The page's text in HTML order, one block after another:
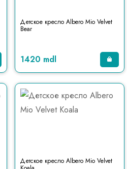
Детское кресло Albero Mio Velvet
Bear
1420 mdl
Детское кресло Albero Mio Velvet